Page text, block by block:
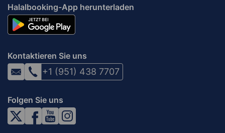
Halalbooking-App herunterladen
Kontaktieren Sie uns
+1 (951) 438 7707
Folgen Sie uns